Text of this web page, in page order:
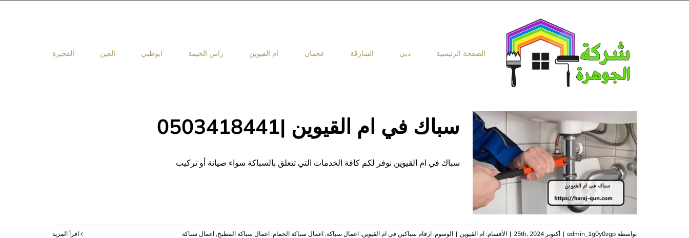
الصفحة الرئيسية دبي الشارقة عجمان ام القيوين راس الخيمة ابوظبي العين الفجيرة
سباك في ام القيوين |0503418441
سباك في ام القيوين نوفر لكم كافة الخدمات التي تتعلق بالسباكة سواء صيانة أو تركيب
بواسطة admin_1g0y0zgp
| أكتوبر 25th, 2024 | الأقسام: ام القيوين | الوسوم: ارقام سباكين في ام القيوين, اعمال سباكة, اعمال سباكة الحمام, اعمال سباكة المطبخ, اعمال سباكة